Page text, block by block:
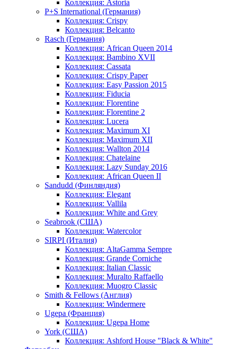
Коллекция: Astoria
P+S International (Германия)
Коллекция: Crispy
Коллекция: Belcanto
Rasch (Германия)
Коллекция: African Queen 2014
Коллекция: Bambino XVII
Коллекция: Cassata
Коллекция: Crispy Paper
Коллекция: Easy Passion 2015
Коллекция: Fiducia
Коллекция: Florentine
Коллекция: Florentine 2
Коллекция: Lucera
Коллекция: Maximum XI
Коллекция: Maximum XII
Коллекция: Wallton 2014
Коллекция: Chatelaine
Коллекция: Lazy Sunday 2016
Коллекция: African Queen II
Sandudd (Финляндия)
Коллекция: Elegant
Коллекция: Vallila
Коллекция: White and Grey
Seabrook (США)
Коллекция: Watercolor
SIRPI (Италия)
Коллекция: AltaGamma Sempre
Коллекция: Grande Corniche
Коллекция: Italian Classic
Коллекция: Muralto Raffaello
Коллекция: Muogro Сlassic
Smith & Fellows (Англия)
Коллекция: Windermere
Ugepa (Франция)
Коллекция: Ugepa Home
York (США)
Коллекция: Ashford House "Black & White"